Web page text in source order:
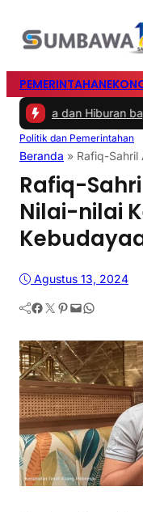
PEMERINTAHAN
dan Hiburan bagi
Politik dan Pemerintahan
Beranda » Rafiq-Sahril
Rafiq-
Nilai-nilai
Agustus 13, 2024
Facebook Twitter Pinterest Mail WhatsApp